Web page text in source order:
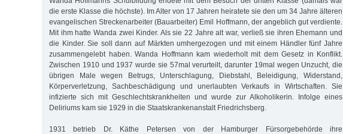
die erste Klasse die höchste). Im Alter von 17 Jahren heiratete sie den um 34 Jahre älteren
evangelischen Streckenarbeiter (Bauarbeiter) Emil Hoffmann, der angeblich gut verdiente.
Mit ihm hatte Wanda zwei Kinder. Als sie 22 Jahre alt war, verließ sie ihren Ehemann und
die Kinder. Sie soll dann auf Märkten umhergezogen und mit einem Händler fünf Jahre
zusammengelebt haben. Wanda Hoffmann kam wiederholt mit dem Gesetz in Konflikt.
Zwischen 1910 und 1937 wurde sie 57mal verurteilt, darunter 19mal wegen Unzucht, die
übrigen Male wegen Betrugs, Unterschlagung, Diebstahl, Beleidigung, Widerstand,
Körperverletzung, Sachbeschädigung und unerlaubten Verkaufs in Wirtschaften. Sie
infizierte sich mit Geschlechtskrankheiten und wurde zur Alkoholikerin. Infolge eines
Deliriums kam sie 1929 in die Staatskrankenanstalt Friedrichsberg.
1931 betrieb Dr. Käthe Petersen von der Hamburger Fürsorgebehörde ihre